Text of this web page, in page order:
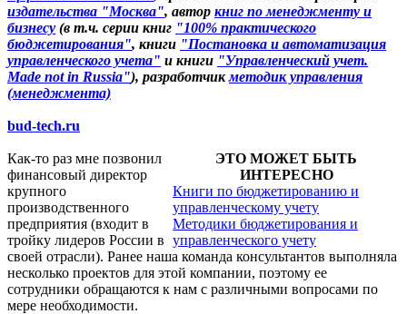
издательства "Москва", автор книг по менеджменту и
бизнесу (в т.ч. серии книг "100% практического
бюджетирования", книги "Постановка и автоматизация
управленческого учета" и книги "Управленческий учет.
Made not in Russia"), разработчикметодик управления
(менеджмента)
bud-tech.ru
ЭТО МОЖЕТ БЫТЬ
ИНТЕРЕСНО
Книги по бюджетированию и
управленческому учету
Методики бюджетирования и
управленческого учету
Как-то раз мне позвонил
финансовый директор
крупного
производственного
предприятия (входит в
тройку лидеров России в
своей отрасли). Ранее наша команда консультантов выполняла
несколько проектов для этой компании, поэтому ее
сотрудники обращаются к нам с различными вопросами по
мере необходимости.